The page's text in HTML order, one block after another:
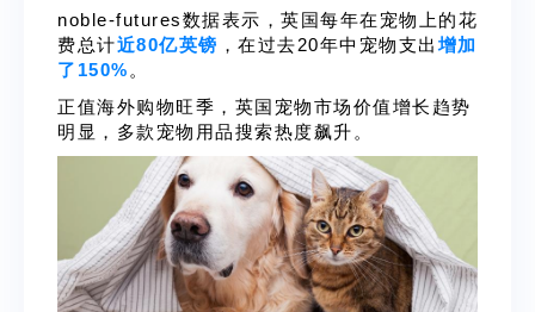
noble-futures数据表示，英国每年在宠物上的花
费总计近80亿英镑 ，在过去20年中宠物支出增加
了150% 。
正值海外购物旺季，英国宠物市场价值增长趋势
明显，多款宠物用品搜索热度飙升。